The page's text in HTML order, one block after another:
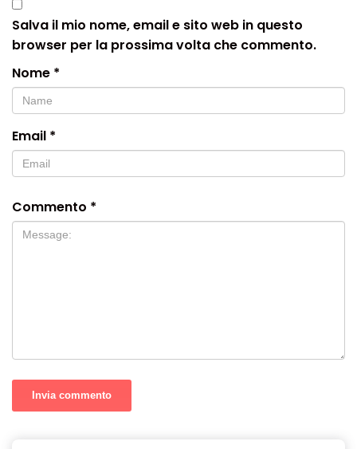
Commento *
Nome *
Email *
Salva il mio nome, email e sito web in questo
browser per la prossima volta che commento.